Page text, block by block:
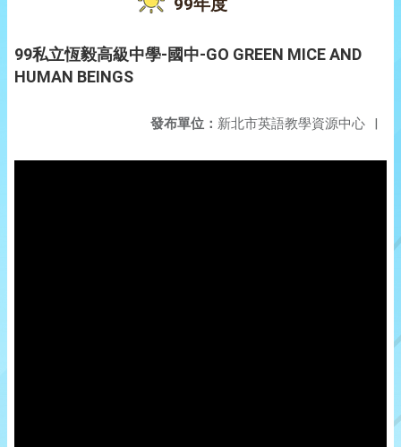
99私立恆毅高級中學-國中-GO GREEN MICE AND
HUMAN BEINGS
發布單位： 新北市英語教學資源中心 |